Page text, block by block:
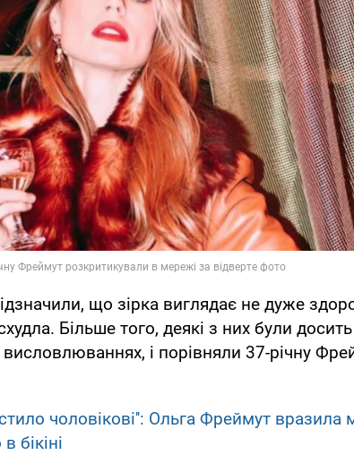
що зірка виглядає не дуже
Більше того, деякі з них були досить
і порівняли 37-річну
чоловікові'': Ольга Фреймут вразила
бікіні